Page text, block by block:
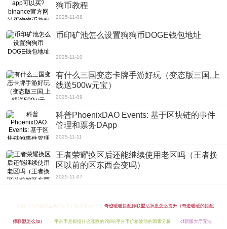
则，只需要看着游戏画面就晓得游戏是怎么玩的，可以省下很多时间；在玩法
上，玩家跳的台阶越多，分数也会很高，当你没有跳跃到下一个台阶，你的游戏
就结束了，然后系统会结算你的分数和你的好友们进行排名。
狗币教程
2025-11-08
币印矿池怎么设置狗狗币DOGE钱包地址
2025-11-10
有什么三国变态卡牌手游好玩（变态版三国,上
线送500w元宝）
2025-11-09
科普PhoenixDAO Events: 基于区块链的事件
管理和票务DApp
2025-11-11
王者荣耀换区后还能继续使用老区吗（王者换
区以前的区东西会变吗）
2025-11-07
比特币大跌会崩盘吗?比特币会清零吗? 奇迹暖暖搭配师联盟活跃度怎么提升（奇迹暖暖的搭配
师联盟怎么加） 平台币是根据什么涨跌的?影响平台币价格波动的因素分析 cf新版大厅无法